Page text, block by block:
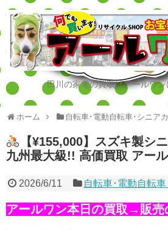
田川の家電の買取はアールワ
ホーム 自転車･電動自転車･シニア
【¥155,000】スズキ製シ
九州最大級!! 高価買取 アール
2026/6/11 自転車･電動自転
アールワン本日の買取→販売